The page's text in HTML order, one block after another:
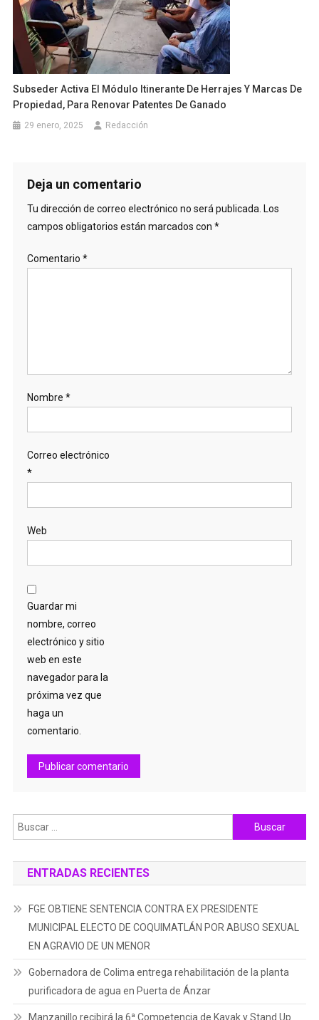
Subseder Activa El Módulo Itinerante De Herrajes Y Marcas De
Propiedad, Para Renovar Patentes De Ganado
29 enero, 2025 Redacción
Deja un comentario
Tu dirección de correo electrónico no será publicada. Los
campos obligatorios están marcados con *
Comentario *
Nombre *
Correo electrónico
*
Web
Guardar mi
nombre, correo
electrónico y sitio
web en este
navegador para la
próxima vez que
haga un
comentario.
Buscar:
ENTRADAS RECIENTES
FGE OBTIENE SENTENCIA CONTRA EX PRESIDENTE
MUNICIPAL ELECTO DE COQUIMATLÁN POR ABUSO SEXUAL
EN AGRAVIO DE UN MENOR
Gobernadora de Colima entrega rehabilitación de la planta
purificadora de agua en Puerta de Ánzar
Manzanillo recibirá la 6ª Competencia de Kayak y Stand Up